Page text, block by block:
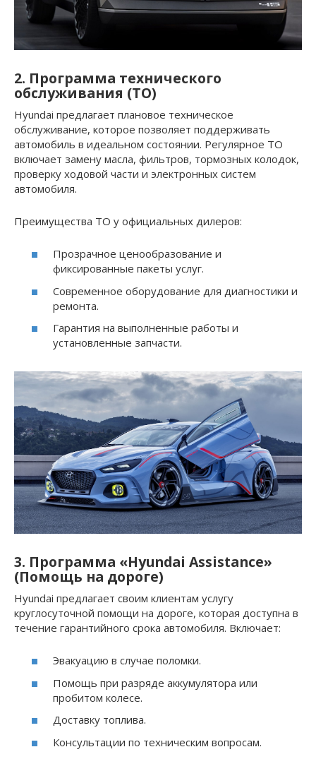
2. Программа технического
обслуживания (ТО)
Hyundai предлагает плановое техническое
обслуживание, которое позволяет поддерживать
автомобиль в идеальном состоянии. Регулярное ТО
включает замену масла, фильтров, тормозных колодок,
проверку ходовой части и электронных систем
автомобиля.
Преимущества ТО у официальных дилеров:
Прозрачное ценообразование и
фиксированные пакеты услуг.
Современное оборудование для диагностики и
ремонта.
Гарантия на выполненные работы и
установленные запчасти.
3. Программа «Hyundai Assistance»
(Помощь на дороге)
Hyundai предлагает своим клиентам услугу
круглосуточной помощи на дороге, которая доступна в
течение гарантийного срока автомобиля. Включает:
Эвакуацию в случае поломки.
Помощь при разряде аккумулятора или
пробитом колесе.
Доставку топлива.
Консультации по техническим вопросам.